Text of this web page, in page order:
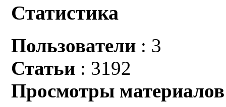
Статистика
Пользователи : 3
Статьи : 3192
Просмотры материалов